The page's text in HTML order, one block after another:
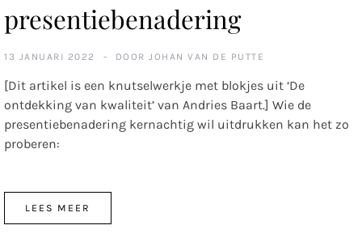
presentiebenadering
13 JANUARI 2022 DOOR JOHAN VAN DE PUTTE
[Dit artikel is een knutselwerkje met blokjes uit ‘De
ontdekking van kwaliteit’ van Andries Baart.] Wie de
presentiebenadering kernachtig wil uitdrukken kan het zo
proberen:
LEES MEER